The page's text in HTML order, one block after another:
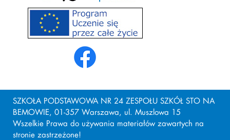
SZKOŁA PODSTAWOWA NR 24 ZESPOŁU SZKÓŁ STO NA
BEMOWIE, 01-357 Warszawa, ul. Muszlowa 15
Wszelkie Prawa do używania materiałów zawartych na
stronie zastrzeżone!